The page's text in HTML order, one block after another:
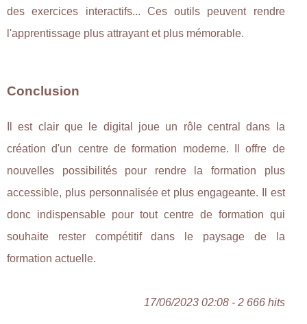
des exercices interactifs... Ces outils peuvent rendre
l'apprentissage plus attrayant et plus mémorable.
Conclusion
Il est clair que le digital joue un rôle central dans la
création d'un centre de formation moderne. Il offre de
nouvelles possibilités pour rendre la formation plus
accessible, plus personnalisée et plus engageante. Il est
donc indispensable pour tout centre de formation qui
souhaite rester compétitif dans le paysage de la
formation actuelle.
17/06/2023 02:08 - 2 666 hits